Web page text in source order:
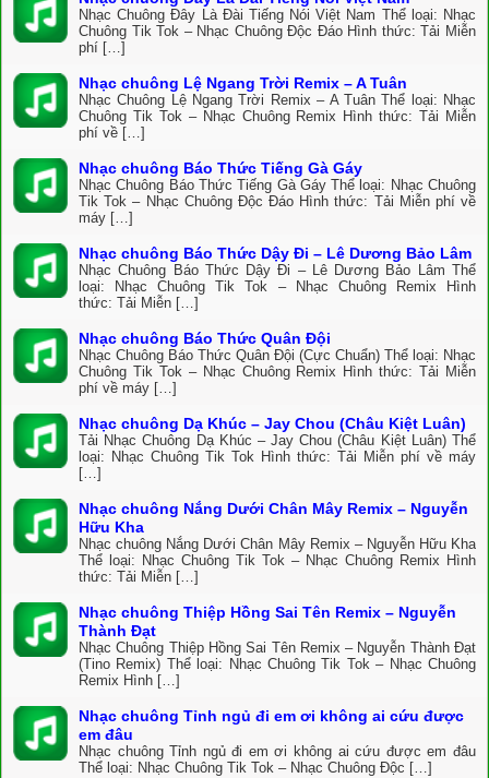
Nhạc Chuông Đây Là Đài Tiếng Nói Việt Nam Thể loại: Nhạc
Chuông Tik Tok – Nhạc Chuông Độc Đáo Hình thức: Tải Miễn
phí […]
Nhạc chuông Lệ Ngang Trời Remix – A Tuân
Nhạc Chuông Lệ Ngang Trời Remix – A Tuân Thể loại: Nhạc
Chuông Tik Tok – Nhạc Chuông Remix Hình thức: Tải Miễn
phí về […]
Nhạc chuông Báo Thức Tiếng Gà Gáy
Nhạc Chuông Báo Thức Tiếng Gà Gáy Thể loại: Nhạc Chuông
Tik Tok – Nhạc Chuông Độc Đáo Hình thức: Tải Miễn phí về
máy […]
Nhạc chuông Báo Thức Dậy Đi – Lê Dương Bảo Lâm
Nhạc Chuông Báo Thức Dậy Đi – Lê Dương Bảo Lâm Thể
loại: Nhạc Chuông Tik Tok – Nhạc Chuông Remix Hình
thức: Tải Miễn […]
Nhạc chuông Báo Thức Quân Đội
Nhạc Chuông Báo Thức Quân Đội (Cực Chuẩn) Thể loại: Nhạc
Chuông Tik Tok – Nhạc Chuông Remix Hình thức: Tải Miễn
phí về máy […]
Nhạc chuông Dạ Khúc – Jay Chou (Châu Kiệt Luân)
Tải Nhạc Chuông Dạ Khúc – Jay Chou (Châu Kiệt Luân) Thể
loại: Nhạc Chuông Tik Tok Hình thức: Tải Miễn phí về máy
[…]
Nhạc chuông Nắng Dưới Chân Mây Remix – Nguyễn
Hữu Kha
Nhạc chuông Nắng Dưới Chân Mây Remix – Nguyễn Hữu Kha
Thể loại: Nhạc Chuông Tik Tok – Nhạc Chuông Remix Hình
thức: Tải Miễn […]
Nhạc chuông Thiệp Hồng Sai Tên Remix – Nguyễn
Thành Đạt
Nhạc Chuông Thiệp Hồng Sai Tên Remix – Nguyễn Thành Đạt
(Tino Remix) Thể loại: Nhạc Chuông Tik Tok – Nhạc Chuông
Remix Hình […]
Nhạc chuông Tỉnh ngủ đi em ơi không ai cứu được
em đâu
Nhạc chuông Tỉnh ngủ đi em ơi không ai cứu được em đâu
Thể loại: Nhạc Chuông Tik Tok – Nhạc Chuông Độc […]